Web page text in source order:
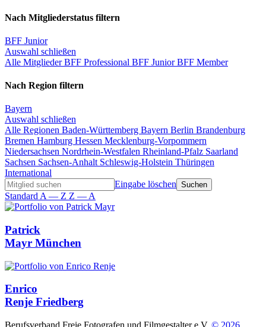
Nach Mitgliederstatus filtern
BFF Junior
Auswahl schließen
Alle MitgliederBFF Professional BFF JuniorBFF Member
Nach Region filtern
Bayern
Auswahl schließen
Alle Regionen Baden-Württemberg Bayern Berlin Brandenburg
Bremen Hamburg Hessen Mecklenburg-Vorpommern
Niedersachsen Nordrhein-Westfalen Rheinland-Pfalz Saarland
Sachsen Sachsen-Anhalt Schleswig-Holstein Thüringen
International
Eingabe löschen
Standard A — Z Z — A
Patrick
Mayr München
Enrico
Renje Friedberg